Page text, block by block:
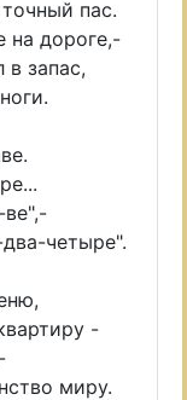
пас.
на дороге,-
в запас,
четыре".
-
миру.